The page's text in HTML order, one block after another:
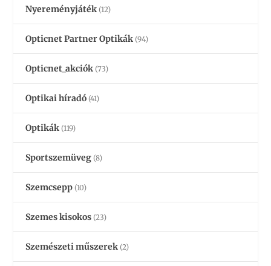
Nyereményjáték (12)
Opticnet Partner Optikák (94)
Opticnet_akciók (73)
Optikai híradó (41)
Optikák (119)
Sportszemüveg (8)
Szemcsepp (10)
Szemes kisokos (23)
Szemészeti műszerek (2)